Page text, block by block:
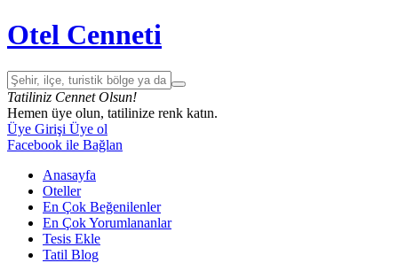
Otel Cenneti
Tatiliniz Cennet Olsun!
Hemen üye olun, tatilinize renk katın.
Üye Girişi Üye ol
Facebook ile Bağlan
Anasayfa
Oteller
En Çok Beğenilenler
En Çok Yorumlananlar
Tesis Ekle
Tatil Blog